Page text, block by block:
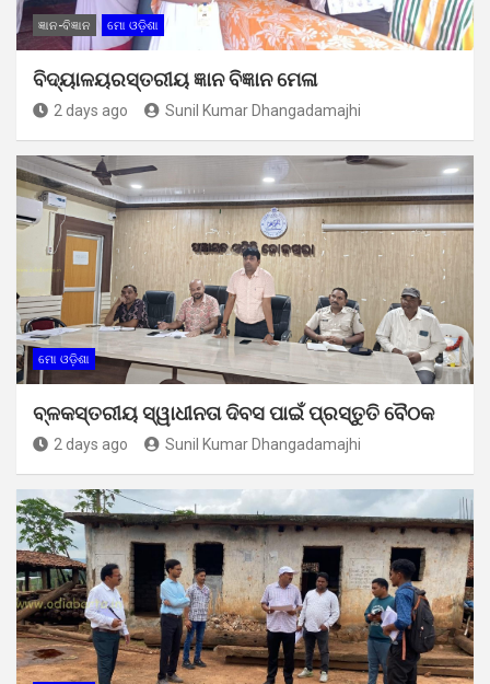
ଜ୍ଞାନ-ବିଜ୍ଞାନ ମୋ ଓଡ଼ିଶା
ବିଦ୍ୟାଳୟରସ୍ତରୀୟ ଜ୍ଞାନ ବିଜ୍ଞାନ ମେଳା
2 days ago Sunil Kumar Dhangadamajhi
ମୋ ଓଡ଼ିଶା
ବ୍ଳକସ୍ତରୀୟ ସ୍ୱାଧୀନତା ଦିବସ ପାଇଁ ପ୍ରସ୍ତୁତି ବୈଠକ
2 days ago Sunil Kumar Dhangadamajhi